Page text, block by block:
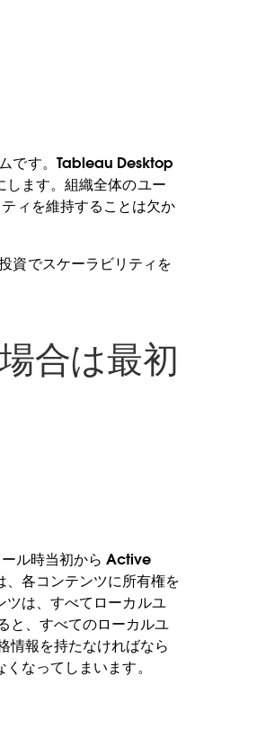
です。Tableau Desktop
します。組織全体のユー
ィを維持することは欠か
資でスケーラビリティを
合は最初
ル時当初から Active
各コンテンツに所有権を
ツは、すべてローカルユ
と、すべてのローカルユ
情報を持たなければなら
なってしまいます。